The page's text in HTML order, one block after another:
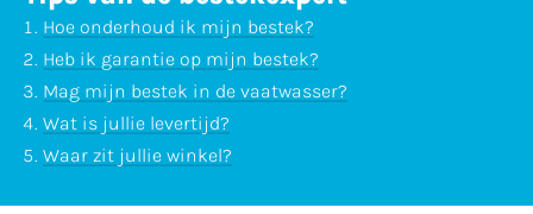
Hoe onderhoud ik mijn bestek?
Heb ik garantie op mijn bestek?
Mag mijn bestek in de vaatwasser?
Wat is jullie levertijd?
Waar zit jullie winkel?